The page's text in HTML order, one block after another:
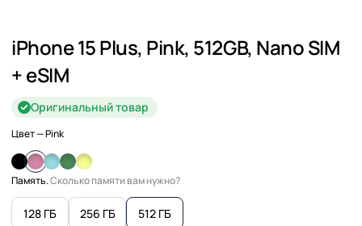
iPhone 15 Plus, Pink, 512GB, Nano SIM
+ eSIM
Оригинальный товар
Цвет— Pink
Память.Сколько памяти вам нужно?
128 ГБ 256 ГБ 512 ГБ